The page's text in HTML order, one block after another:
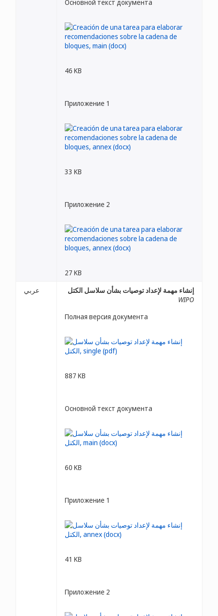
Основной текст документа
46 KB
Приложение 1
33 KB
Приложение 2
27 KB
عربي
إنشاء مهمة لإعداد توصيات بشأن سلاسل الكتل
WIPO
Полная версия документа
887 KB
Основной текст документа
60 KB
Приложение 1
41 KB
Приложение 2